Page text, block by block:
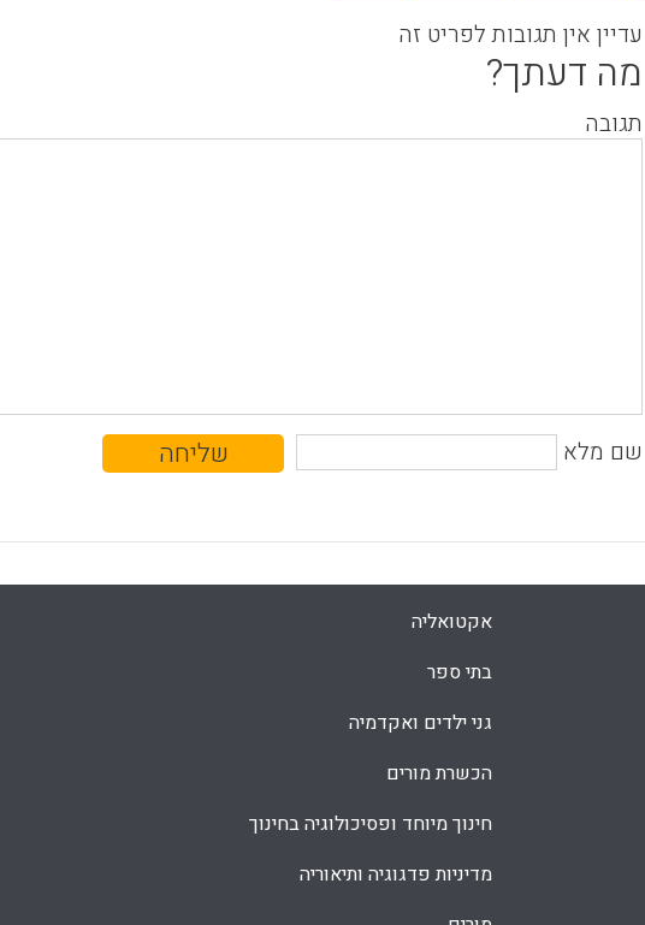
עדיין אין תגובות לפריט זה
מה דעתך?
תגובה
שם מלא
אקטואליה
בתי ספר
גני ילדים ואקדמיה
הכשרת מורים
חינוך מיוחד ופסיכולוגיה בחינוך
מדיניות פדגוגיה ותיאוריה